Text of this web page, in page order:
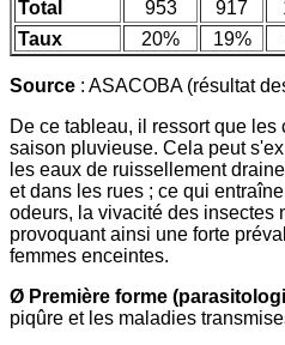
Total
953 917
Taux
20% 19%
Source : ASACOBA (résultat
De ce tableau, il ressort que
saison pluvieuse. Cela peut
les eaux de ruissellement
et dans les rues ; ce qui
odeurs, la vivacité des insectes
provoquant ainsi une forte
femmes enceintes.
Ø Première forme
piqûre et les maladies